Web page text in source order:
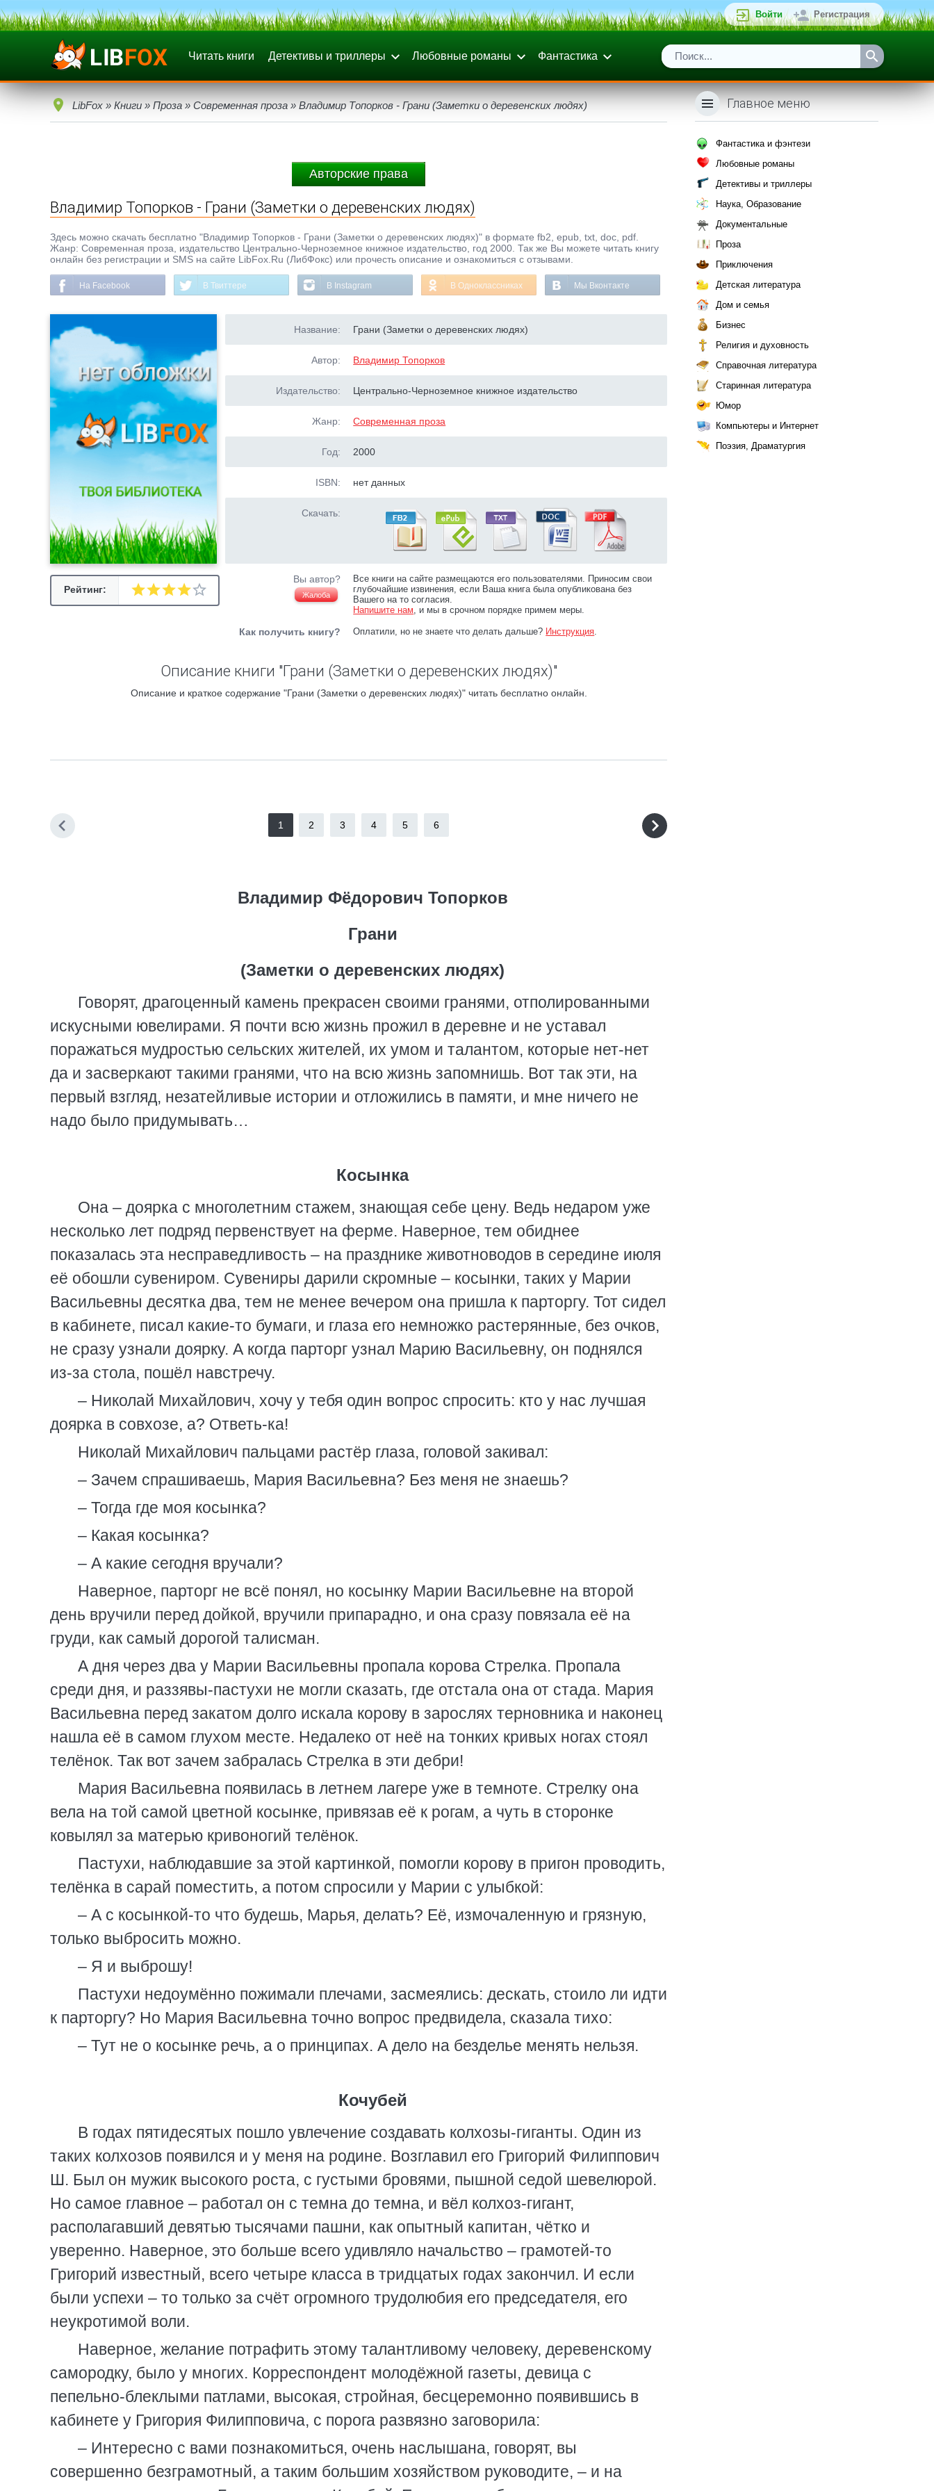
Войти Регистрация
Читать книги Детективы и триллеры Любовные романы Фантастика
LibFox » Книги » Проза » Современная проза » Владимир Топорков - Грани (Заметки о деревенских людях)
Авторские права
Владимир Топорков - Грани (Заметки о деревенских людях)
Здесь можно скачать бесплатно "Владимир Топорков - Грани (Заметки о деревенских людях)" в формате fb2, epub, txt, doc, pdf.
Жанр: Современная проза, издательство Центрально-Черноземное книжное издательство, год 2000. Так же Вы можете читать книгу
онлайн без регистрации и SMS на сайте LibFox.Ru (ЛибФокс) или прочесть описание и ознакомиться с отзывами.
На Facebook В Твиттере В Instagram В Одноклассниках Мы Вконтакте
Рейтинг:
Название: Грани (Заметки о деревенских людях)
Автор: Владимир Топорков
Издательство: Центрально-Черноземное книжное издательство
Жанр: Современная проза
Год: 2000
ISBN: нет данных
Скачать:
Вы автор?
Жалоба
Все книги на сайте размещаются его пользователями. Приносим свои
глубочайшие извинения, если Ваша книга была опубликована без
Вашего на то согласия.
Напишите нам, и мы в срочном порядке примем меры.
Как получить книгу? Оплатили, но не знаете что делать дальше? Инструкция.
Описание книги "Грани (Заметки о деревенских людях)"
Описание и краткое содержание "Грани (Заметки о деревенских людях)" читать бесплатно онлайн.
1 2 3 4 5 6
Владимир Фёдорович Топорков
Грани
(Заметки о деревенских людях)
Говорят, драгоценный камень прекрасен своими гранями, отполированными
искусными ювелирами. Я почти всю жизнь прожил в деревне и не уставал
поражаться мудростью сельских жителей, их умом и талантом, которые нет-нет
да и засверкают такими гранями, что на всю жизнь запомнишь. Вот так эти, на
первый взгляд, незатейливые истории и отложились в памяти, и мне ничего не
надо было придумывать…
Косынка
Она – доярка с многолетним стажем, знающая себе цену. Ведь недаром уже
несколько лет подряд первенствует на ферме. Наверное, тем обиднее
показалась эта несправедливость – на празднике животноводов в середине июля
её обошли сувениром. Сувениры дарили скромные – косынки, таких у Марии
Васильевны десятка два, тем не менее вечером она пришла к парторгу. Тот сидел
в кабинете, писал какие-то бумаги, и глаза его немножко растерянные, без очков,
не сразу узнали доярку. А когда парторг узнал Марию Васильевну, он поднялся
из-за стола, пошёл навстречу.
– Николай Михайлович, хочу у тебя один вопрос спросить: кто у нас лучшая
доярка в совхозе, а? Ответь-ка!
Николай Михайлович пальцами растёр глаза, головой закивал:
– Зачем спрашиваешь, Мария Васильевна? Без меня не знаешь?
– Тогда где моя косынка?
– Какая косынка?
– А какие сегодня вручали?
Наверное, парторг не всё понял, но косынку Марии Васильевне на второй
день вручили перед дойкой, вручили припарадно, и она сразу повязала её на
груди, как самый дорогой талисман.
А дня через два у Марии Васильевны пропала корова Стрелка. Пропала
среди дня, и раззявы-пастухи не могли сказать, где отстала она от стада. Мария
Васильевна перед закатом долго искала корову в зарослях терновника и наконец
нашла её в самом глухом месте. Недалеко от неё на тонких кривых ногах стоял
телёнок. Так вот зачем забралась Стрелка в эти дебри!
Мария Васильевна появилась в летнем лагере уже в темноте. Стрелку она
вела на той самой цветной косынке, привязав её к рогам, а чуть в сторонке
ковылял за матерью кривоногий телёнок.
Пастухи, наблюдавшие за этой картинкой, помогли корову в пригон проводить,
телёнка в сарай поместить, а потом спросили у Марии с улыбкой:
– А с косынкой-то что будешь, Марья, делать? Её, измочаленную и грязную,
только выбросить можно.
– Я и выброшу!
Пастухи недоумённо пожимали плечами, засмеялись: дескать, стоило ли идти
к парторгу? Но Мария Васильевна точно вопрос предвидела, сказала тихо:
– Тут не о косынке речь, а о принципах. А дело на безделье менять нельзя.
Кочубей
В годах пятидесятых пошло увлечение создавать колхозы-гиганты. Один из
таких колхозов появился и у меня на родине. Возглавил его Григорий Филиппович
Ш. Был он мужик высокого роста, с густыми бровями, пышной седой шевелюрой.
Но самое главное – работал он с темна до темна, и вёл колхоз-гигант,
располагавший девятью тысячами пашни, как опытный капитан, чётко и
уверенно. Наверное, это больше всего удивляло начальство – грамотей-то
Григорий известный, всего четыре класса в тридцатых годах закончил. И если
были успехи – то только за счёт огромного трудолюбия его председателя, его
неукротимой воли.
Наверное, желание потрафить этому талантливому человеку, деревенскому
самородку, было у многих. Корреспондент молодёжной газеты, девица с
пепельно-блеклыми патлами, высокая, стройная, бесцеремонно появившись в
кабинете у Григория Филипповича, с порога развязно заговорила:
– Интересно с вами познакомиться, очень наслышана, говорят, вы
совершенно безграмотный, а таким большим хозяйством руководите, – и на
Главное меню
Фантастика и фэнтези
Любовные романы
Детективы и триллеры
Наука, Образование
Документальные
Проза
Приключения
Детская литература
Дом и семья
Бизнес
Религия и духовность
Справочная литература
Старинная литература
Юмор
Компьютеры и Интернет
Поэзия, Драматургия